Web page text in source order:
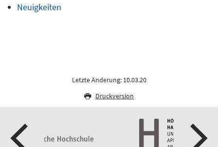
Neuigkeiten
Letzte Änderung: 10.03.20
Druckversion